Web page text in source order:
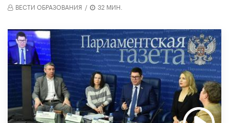
ВЕСТИ ОБРАЗОВАНИЯ / 32 МИН.